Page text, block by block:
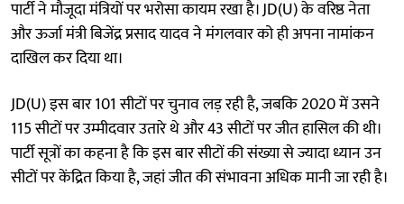
पार्टी ने मौजूदा मंत्रियों पर भरोसा कायम रखा है। JD(U) के वरिष्ठ नेता
और ऊर्जा मंत्री बिजेंद्र प्रसाद यादव ने मंगलवार को ही अपना नामांकन
दाखिल कर दिया था।
JD(U) इस बार 101 सीटों पर चुनाव लड़ रही है, जबकि 2020 में उसने
115 सीटों पर उम्मीदवार उतारे थे और 43 सीटों पर जीत हासिल की थी।
पार्टी सूत्रों का कहना है कि इस बार सीटों की संख्या से ज्यादा ध्यान उन
सीटों पर केंद्रित किया है, जहां जीत की संभावना अधिक मानी जा रही है।